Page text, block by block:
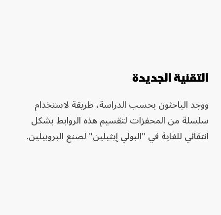
التقنية الجديدة
ووجد الباحثون بحسب الدراسة، طريقة لاستخدام
سلسلة من المحفزات لتقسيم هذه الروابط بشكل
انتقائي للغاية في "البولي إيثيلين" لصنع البروبيلين.